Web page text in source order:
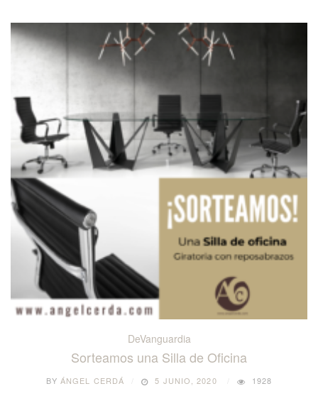
DeVanguardia
Sorteamos una Silla de Oficina
BY ÁNGEL CERDÁ 5 JUNIO, 2020 1928